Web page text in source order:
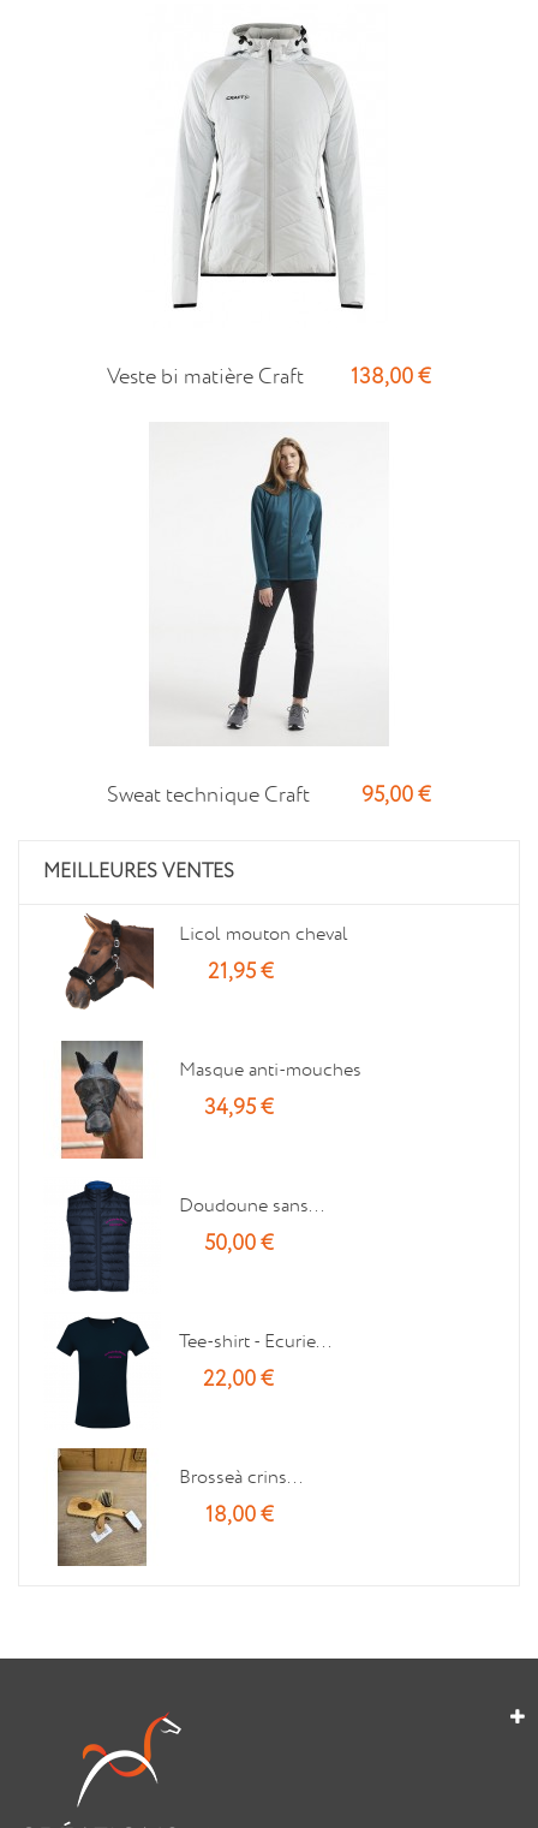
Veste bi matière Craft 138,00 €
Sweat technique Craft 95,00 €
MEILLEURES VENTES
Licol mouton cheval
21,95 €
Masque anti-mouches
34,95 €
Doudoune sans...
50,00 €
Tee-shirt - Ecurie...
22,00 €
Brosseà crins...
18,00 €